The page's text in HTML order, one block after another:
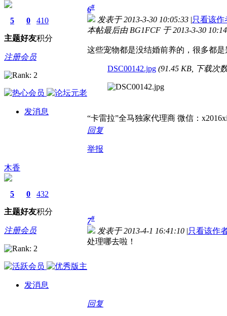
5
主题
0
好友
410
积分
注册会员
发消息
6#
发表于 2013-3-30 10:05:33 |只看该作
本帖最后由 BG1FCF 于 2013-3-30
这些宠物都是没结婚前养的，很多都
DSC00142.jpg (91.45 KB, 下载次
“卡雷拉”全马独家代理商 微信：
回复
举报
木香
5
主题
0
好友
432
积分
注册会员
发消息
7#
发表于 2013-4-1 16:41:10 |只看该作
处理哪去啦！
回复